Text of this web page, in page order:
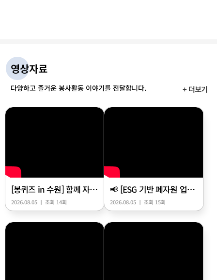
젝트 모아(M.O.A) 출정식 참석자들이 기념촬영을 하고 있다.] 수
원시자원봉사센터 관계자는 “이번 모아 프로젝트는 시민 한 사람
한 사람의 작은 실천과 마음이 모여 지역사회는 물론 세계 곳곳에
따뜻한 변화를 만들어내는 뜻깊은 발걸음”이라며 “앞으로도 시
민이 주도하는 나눔문화가 뿌리내릴 수 있도록 적극적인 지원을
아끼지 않겠다”고 전했다.
즐거워했다. 수원시자원봉사센터는 올해 자원봉사자 인정·예우
사업도 확대하고 있다. 관계자는 "포상 대상자는 공고와 심사를
거쳐 선정하고 있으며, 자원봉사자들이 자긍심을 가질 수 있도록
다양한 예우 프로그램을 운영하고 있다"며 "문화예술 분야에서
지원 등을 추진하고 있다"고 설명했다. 행사의 마지막 순서는 다
의 기쁨과 함께 작은 행운까지 더해지며 참석자들에게 즐거운 추
지역사회를 위해 시간과 재능을 나누어 온 자원봉사자들의 헌신
에 감사하고 서로를 격려하는 축제의 장이었다. 봉사자들의 따뜻
한 마음이 모여 만들어 낸 나눔의 가치는 앞으로도 수원 곳곳에서
아름다운 변화를 이어갈 것으로 기대된다.
영상자료
다양하고 즐거운 봉사활동 이야기를 전달합니다. + 더보기
[봉퀴즈 in 수원] 함께 자연을 돌보며, 건강한 자연을 위해
2026.08.05 ㅣ 조회 14회
📢 [ESG 기반 폐자원 업사이클링 패션디자인 공모전] 접수 기간 연장!
2026.08.05 ㅣ 조회 15회